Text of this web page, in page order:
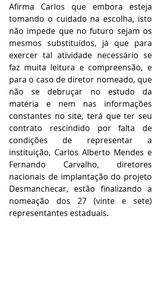
Afirma Carlos que embora esteja
tomando o cuidado na escolha, isto
não impede que no futuro sejam os
mesmos substituídos, já que para
exercer tal atividade necessário se
faz muita leitura e compreensão, e
para o caso de diretor nomeado, que
não se debruçar no estudo da
matéria e nem nas informações
constantes no site, terá que ter seu
contrato rescindido por falta de
condições de representar a
instituição, Carlos Alberto Mendes e
Fernando Carvalho, diretores
nacionais de implantação do projeto
Desmanchecar, estão finalizando a
nomeação dos 27 (vinte e sete)
representantes estaduais.